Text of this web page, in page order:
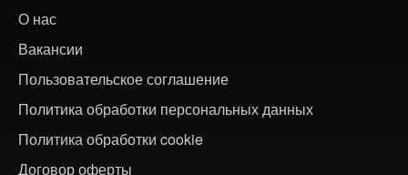
О нас
Вакансии
Пользовательское соглашение
Политика обработки персональных данных
Политика обработки cookie
Договор оферты